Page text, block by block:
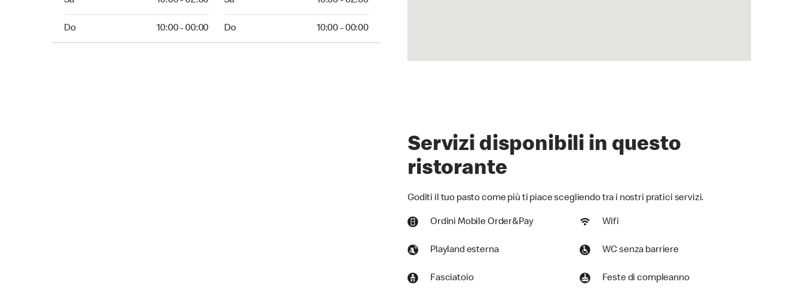
Do 10:00 - 00:00 Do 10:00 - 00:00
Servizi disponibili in questo
ristorante
Goditi il tuo pasto come più ti piace scegliendo tra i nostri pratici servizi.
Ordini Mobile Order&Pay Wifi
Playland esterna WC senza barriere
Fasciatoio Feste di compleanno